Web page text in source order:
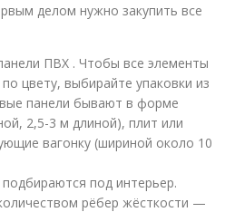
делом нужно закупить все
ПВХ . Чтобы все элементы
цвету, выбирайте упаковки из
панели бывают в форме
2,5-3 м длиной), плит или
вагонку (шириной около 10
под интерьер.
рёбер жёсткости —